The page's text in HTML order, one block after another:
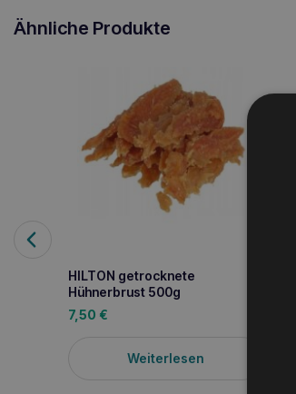
Ähnliche Produkte
HILTON getrocknete
Hühnerbrust 500g
7,50 €
Weiterlesen